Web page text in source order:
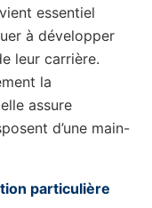
essentiel
à développer
leur carrière.
la
assure
d’une main-
particulière